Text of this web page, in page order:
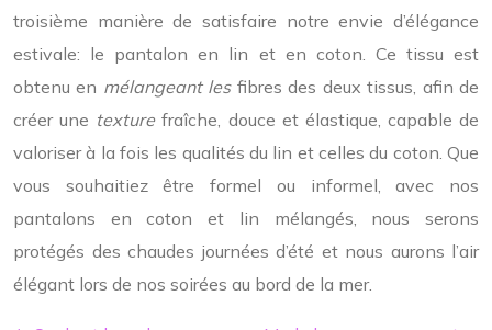
troisième manière de satisfaire notre envie d’élégance
estivale: le pantalon en lin et en coton. Ce tissu est
obtenu en mélangeant lesfibres des deux tissus, afin de
créer une texturefraîche, douce et élastique, capable de
valoriser à la fois les qualités du lin et celles du coton. Que
vous souhaitiez être formel ou informel, avec nos
pantalons en coton et lin mélangés, nous serons
protégés des chaudes journées d’été et nous aurons l’air
élégant lors de nos soirées au bord de la mer.